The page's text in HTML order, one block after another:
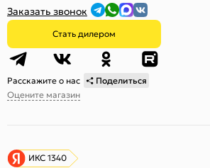
Заказать звонок
Стать дилером
Расскажите о нас
Поделиться
Оцените магазин
ИКС 1340